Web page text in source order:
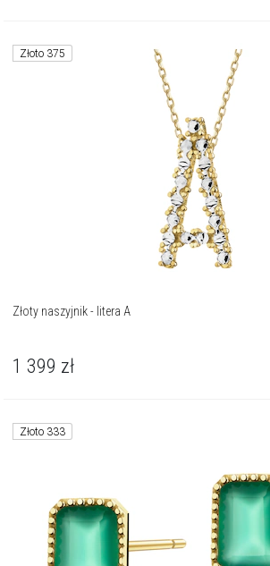
Złoto 375
Złoty naszyjnik - litera A
1 399 zł
Złoto 333